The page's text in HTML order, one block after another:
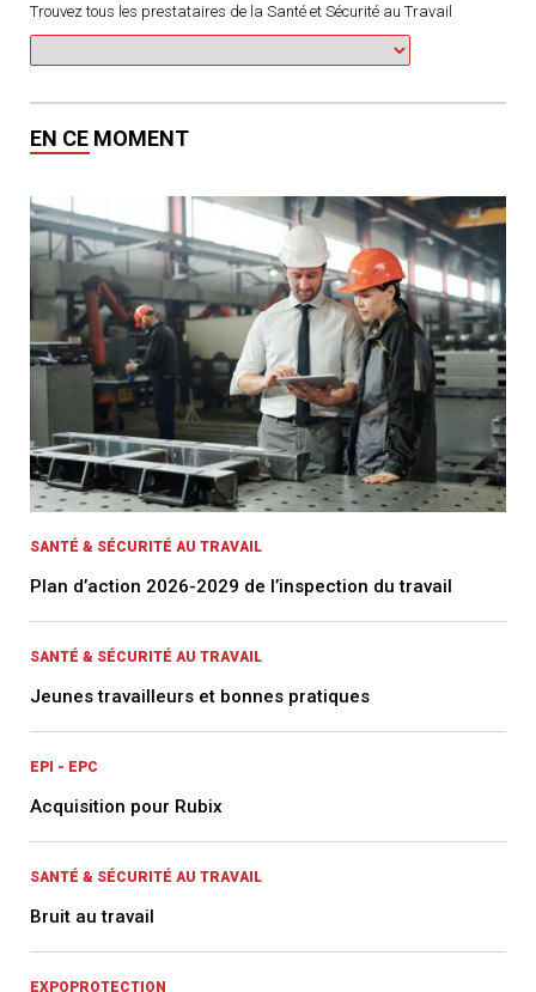
Trouvez tous les prestataires de la Santé et Sécurité au Travail
EN CE MOMENT
SANTÉ & SÉCURITÉ AU TRAVAIL
Plan d’action 2026-2029 de l’inspection du travail
SANTÉ & SÉCURITÉ AU TRAVAIL
Jeunes travailleurs et bonnes pratiques
EPI - EPC
Acquisition pour Rubix
SANTÉ & SÉCURITÉ AU TRAVAIL
Bruit au travail
EXPOPROTECTION